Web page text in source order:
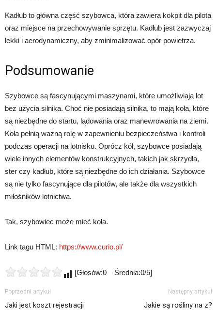
Kadłub to główna część szybowca, która zawiera kokpit dla pilota
oraz miejsce na przechowywanie sprzętu. Kadłub jest zazwyczaj
lekki i aerodynamiczny, aby zminimalizować opór powietrza.
Podsumowanie
Szybowce są fascynującymi maszynami, które umożliwiają lot
bez użycia silnika. Choć nie posiadają silnika, to mają koła, które
są niezbędne do startu, lądowania oraz manewrowania na ziemi.
Koła pełnią ważną rolę w zapewnieniu bezpieczeństwa i kontroli
podczas operacji na lotnisku. Oprócz kół, szybowce posiadają
wiele innych elementów konstrukcyjnych, takich jak skrzydła,
ster czy kadłub, które są niezbędne do ich działania. Szybowce
są nie tylko fascynujące dla pilotów, ale także dla wszystkich
miłośników lotnictwa.
Tak, szybowiec może mieć koła.
Link tagu HTML: https://www.curio.pl/
[Głosów:0 Średnia:0/5]
Poprzedni artykuł
Jaki jest koszt rejestracji
Następny artykuł
Jakie są rośliny na z?